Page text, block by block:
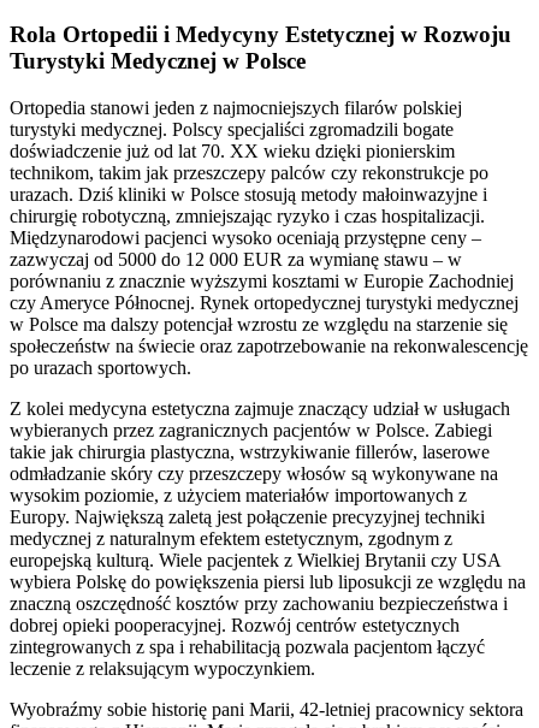
Rola Ortopedii i Medycyny Estetycznej w Rozwoju
Turystyki Medycznej w Polsce
Ortopedia stanowi jeden z najmocniejszych filarów polskiej
turystyki medycznej. Polscy specjaliści zgromadzili bogate
doświadczenie już od lat 70. XX wieku dzięki pionierskim
technikom, takim jak przeszczepy palców czy rekonstrukcje po
urazach. Dziś kliniki w Polsce stosują metody małoinwazyjne i
chirurgię robotyczną, zmniejszając ryzyko i czas hospitalizacji.
Międzynarodowi pacjenci wysoko oceniają przystępne ceny –
zazwyczaj od 5000 do 12 000 EUR za wymianę stawu – w
porównaniu z znacznie wyższymi kosztami w Europie Zachodniej
czy Ameryce Północnej. Rynek ortopedycznej turystyki medycznej
w Polsce ma dalszy potencjał wzrostu ze względu na starzenie się
społeczeństw na świecie oraz zapotrzebowanie na rekonwalescencję
po urazach sportowych.
Z kolei medycyna estetyczna zajmuje znaczący udział w usługach
wybieranych przez zagranicznych pacjentów w Polsce. Zabiegi
takie jak chirurgia plastyczna, wstrzykiwanie fillerów, laserowe
odmładzanie skóry czy przeszczepy włosów są wykonywane na
wysokim poziomie, z użyciem materiałów importowanych z
Europy. Największą zaletą jest połączenie precyzyjnej techniki
medycznej z naturalnym efektem estetycznym, zgodnym z
europejską kulturą. Wiele pacjentek z Wielkiej Brytanii czy USA
wybiera Polskę do powiększenia piersi lub liposukcji ze względu na
znaczną oszczędność kosztów przy zachowaniu bezpieczeństwa i
dobrej opieki pooperacyjnej. Rozwój centrów estetycznych
zintegrowanych z spa i rehabilitacją pozwala pacjentom łączyć
leczenie z relaksującym wypoczynkiem.
Wyobraźmy sobie historię pani Marii, 42-letniej pracownicy sektora